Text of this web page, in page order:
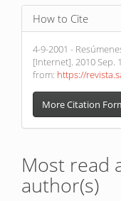
How to Cite
4-9-2001 -
[Internet]. 2010 Sep.
from: https://
More Citation
Most read
author(s)